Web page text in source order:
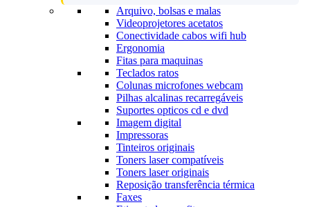
Arquivo, bolsas e malas
Videoprojetores acetatos
Conectividade cabos wifi hub
Ergonomia
Fitas para maquinas
Teclados ratos
Colunas microfones webcam
Pilhas alcalinas recarregáveis
Suportes opticos cd e dvd
Imagem digital
Impressoras
Tinteiros originais
Toners laser compatíveis
Toners laser originais
Reposição transferência térmica
Faxes